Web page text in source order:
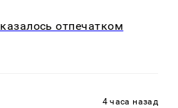
отпечатком
4 часа назад